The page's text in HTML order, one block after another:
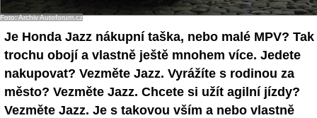
Foto: Archiv Autoforum.cz
Je Honda Jazz nákupní taška, nebo malé MPV? Tak
trochu obojí a vlastně ještě mnohem více. Jedete
nakupovat? Vezměte Jazz. Vyrážíte s rodinou za
město? Vezměte Jazz. Chcete si užít agilní jízdy?
Vezměte Jazz. Je s takovou vším a nebo vlastně